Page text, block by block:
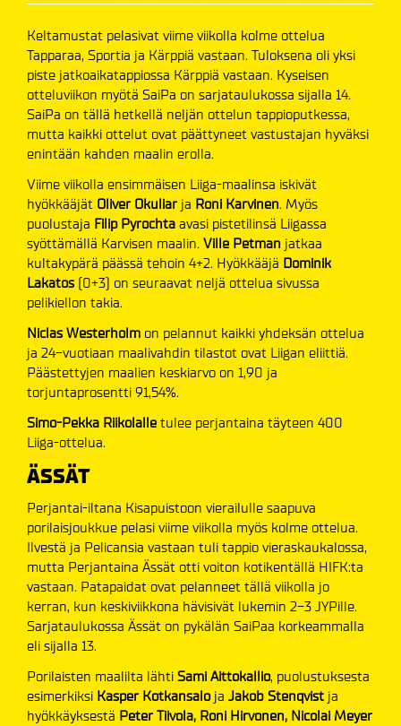
Keltamustat pelasivat viime viikolla kolme ottelua
Tapparaa, Sportia ja Kärppiä vastaan. Tuloksena oli yksi
piste jatkoaikatappiossa Kärppiä vastaan. Kyseisen
otteluviikon myötä SaiPa on sarjataulukossa sijalla 14.
SaiPa on tällä hetkellä neljän ottelun tappioputkessa,
mutta kaikki ottelut ovat päättyneet vastustajan hyväksi
enintään kahden maalin erolla.
Viime viikolla ensimmäisen Liiga-maalinsa iskivät
hyökkääjät Oliver Okuliar ja Roni Karvinen. Myös
puolustaja Filip Pyrochta avasi pistetilinsä Liigassa
syöttämällä Karvisen maalin. Ville Petman jatkaa
kultakypärä päässä tehoin 4+2. Hyökkääjä Dominik
Lakatos (0+3) on seuraavat neljä ottelua sivussa
pelikiellon takia.
Niclas Westerholm on pelannut kaikki yhdeksän ottelua
ja 24-vuotiaan maalivahdin tilastot ovat Liigan eliittiä.
Päästettyjen maalien keskiarvo on 1,90 ja
torjuntaprosentti 91,54%.
Simo-Pekka Riikolalle tulee perjantaina täyteen 400
Liiga-ottelua.
ÄSSÄT
Perjantai-iltana Kisapuistoon vierailulle saapuva
porilaisjoukkue pelasi viime viikolla myös kolme ottelua.
Ilvestä ja Pelicansia vastaan tuli tappio vieraskaukalossa,
mutta Perjantaina Ässät otti voiton kotikentällä HIFK:ta
vastaan. Patapaidat ovat pelanneet tällä viikolla jo
kerran, kun keskiviikkona hävisivät lukemin 2-3 JYPille.
Sarjataulukossa Ässät on pykälän SaiPaa korkeammalla
eli sijalla 13.
Porilaisten maalilta lähti Sami Aittokallio, puolustuksesta
esimerkiksi Kasper Kotkansalo ja Jakob Stenqvist ja
hyökkäyksestä Peter Tiivola, Roni Hirvonen, Nicolai Meyer